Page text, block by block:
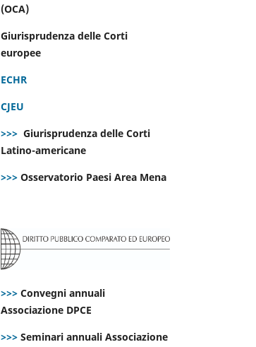
(OCA)
Giurisprudenza delle Corti
europee
ECHR
CJEU
>>> Giurisprudenza delle Corti
Latino-americane
>>> Osservatorio Paesi Area Mena
>>> Convegni annuali
Associazione DPCE
>>> Seminari annuali Associazione